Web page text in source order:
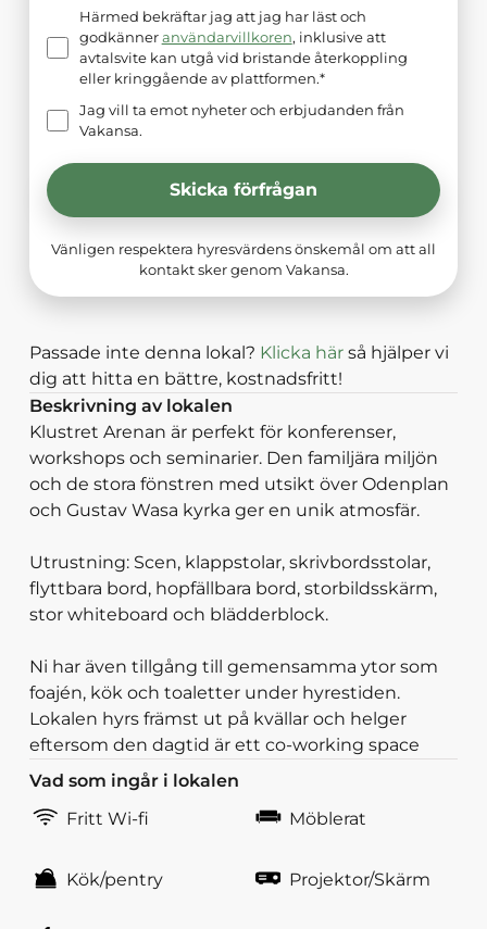
Härmed bekräftar jag att jag har läst och
godkänner användarvillkoren, inklusive att
avtalsvite kan utgå vid bristande återkoppling
eller kringgående av plattformen.*
Jag vill ta emot nyheter och erbjudanden från
Vakansa.
Skicka förfrågan
Vänligen respektera hyresvärdens önskemål om att all
kontakt sker genom Vakansa.
Passade inte denna lokal? Klicka här så hjälper vi
dig att hitta en bättre, kostnadsfritt!
Beskrivning av lokalen
Klustret Arenan är perfekt för konferenser,
workshops och seminarier. Den familjära miljön
och de stora fönstren med utsikt över Odenplan
och Gustav Wasa kyrka ger en unik atmosfär.
Utrustning: Scen, klappstolar, skrivbordsstolar,
flyttbara bord, hopfällbara bord, storbildsskärm,
stor whiteboard och blädderblock.
Ni har även tillgång till gemensamma ytor som
foajén, kök och toaletter under hyrestiden.
Lokalen hyrs främst ut på kvällar och helger
eftersom den dagtid är ett co-working space
Vad som ingår i lokalen
Fritt Wi-fi
Möblerat
Kök/pentry Projektor/Skärm